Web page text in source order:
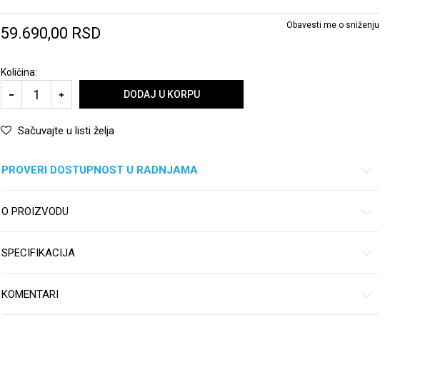
59.690,00 RSD Obavesti me o sniženju
Količina:
DODAJ U KORPU
Sačuvajte u listi želja
PROVERI DOSTUPNOST U RADNJAMA
O PROIZVODU
SPECIFIKACIJA
KOMENTARI